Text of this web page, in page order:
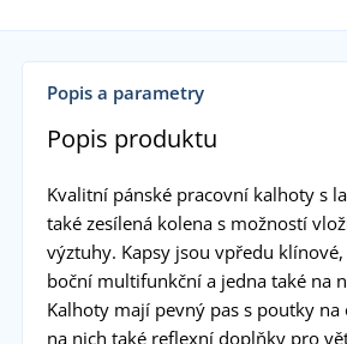
Popis a parametry
Popis produktu
Kvalitní pánské pracovní kalhoty s
také zesílená kolena s možností
výztuhy. Kapsy jsou vpředu
boční multifunkční a jedna také na
Kalhoty mají pevný pas s poutky na
na nich také reflexní doplňky pro